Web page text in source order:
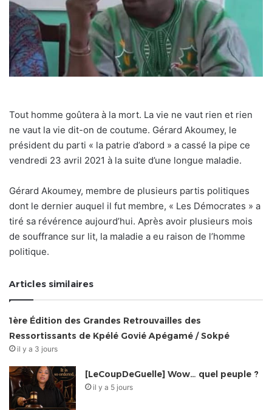
Tout homme goûtera à la mort. La vie ne vaut rien et rien
ne vaut la vie dit-on de coutume. Gérard Akoumey, le
président du parti « la patrie d’abord » a cassé la pipe ce
vendredi 23 avril 2021 à la suite d’une longue maladie.
Gérard Akoumey, membre de plusieurs partis politiques
dont le dernier auquel il fut membre, « Les Démocrates » a
tiré sa révérence aujourd’hui. Après avoir plusieurs mois
de souffrance sur lit, la maladie a eu raison de l’homme
politique.
Articles similaires
1ère Édition des Grandes Retrouvailles des
Ressortissants de Kpélé Govié Apégamé / Sokpé
il y a 3 jours
[LeCoupDeGuelle] Wow… quel peuple ?
il y a 5 jours